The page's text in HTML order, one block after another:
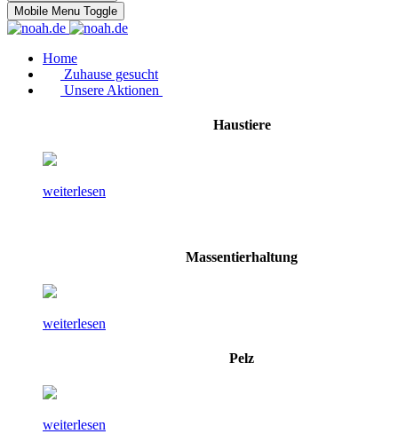
Mobile Menu Toggle
Home
Zuhause gesucht
Unsere Aktionen
Haustiere
weiterlesen
Massentierhaltung
weiterlesen
Pelz
weiterlesen